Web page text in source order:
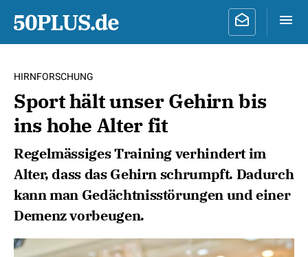
HIRNFORSCHUNG
Sport hält unser Gehirn bis
ins hohe Alter fit
Regelmässiges Training verhindert im
Alter, dass das Gehirn schrumpft. Dadurch
kann man Gedächtnisstörungen und einer
Demenz vorbeugen.